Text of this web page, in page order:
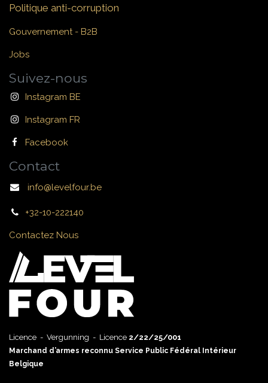
Politique anti-corruption
Gouvernement - B2B
Jobs
Suivez-nous
Instagram BE
Instagram FR
Facebook
Contact
info@levelfour.be
+32-10-222140
Contactez Nous
Licence - Vergunning - Licence 2/22/25/001
Marchand d’armes reconnu Service Public Fédéral Intérieur
Belgique